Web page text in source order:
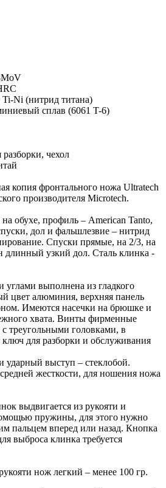
Ni (нитрид титана)
сплав (6061 T-6)
чехол
копия фронтального ножа Ultratech
производителя Microtech.
обухе, профиль – American Tanto,
дол и фальшлезвие – нитрид
Спуски прямые, на 2/3, на
длинный узкий дол. Сталь клинка -
углами выполнена из гладкого
цвет алюминия, верхняя панель
Имеются насечки на брюшке и
хвата. Винты фирменные
с треугольными головками, в
для разборки и обслуживания
ударный выступ – стеклобой.
жесткости, для ношения ножа
выдвигается из рукояти и
пружины, для этого нужно
пальцем вперед или назад. Кнопка
выброса клинка требуется
нож легкий – менее 100 гр.